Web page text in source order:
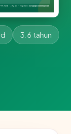
3.6 tahun